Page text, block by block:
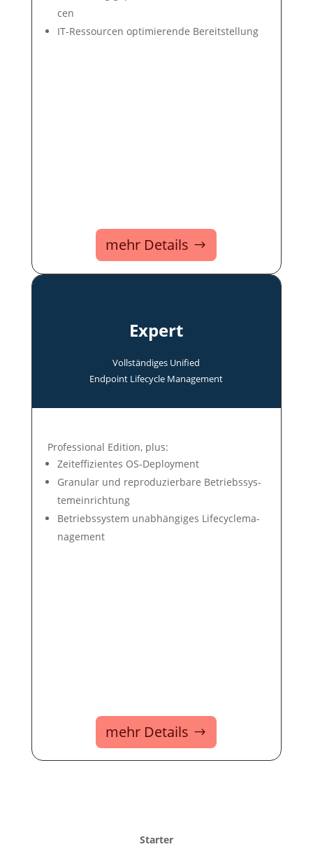
cen
IT-Ressour­cen op­ti­mie­ren­de Be­reit­stel­lung
mehr Details
Expert
Voll­ständi­ges Uni­fied
End­point Life­cycle Manage­ment
Professional Edition, plus:
Zeit­ef­fi­zien­tes OS-Deploy­ment
Gra­nu­lar und re­pro­du­zier­ba­re Be­triebs­sys­
tem­ein­rich­tung
Betriebs­system un­ab­hän­gi­ges Life­cycle­ma­
nage­ment
mehr Details
Starter